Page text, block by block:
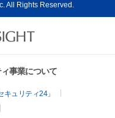
All Rights Reserved.
事業について
ュリティ24」